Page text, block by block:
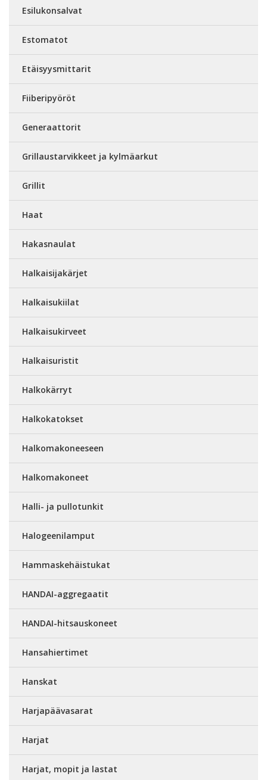
Esilukonsalvat
Estomatot
Etäisyysmittarit
Fiiberipyöröt
Generaattorit
Grillaustarvikkeet ja kylmäarkut
Grillit
Haat
Hakasnaulat
Halkaisijakärjet
Halkaisukiilat
Halkaisukirveet
Halkaisuristit
Halkokärryt
Halkokatokset
Halkomakoneeseen
Halkomakoneet
Halli- ja pullotunkit
Halogeenilamput
Hammaskehäistukat
HANDAI-aggregaatit
HANDAI-hitsauskoneet
Hansahiertimet
Hanskat
Harjapäävasarat
Harjat
Harjat, mopit ja lastat